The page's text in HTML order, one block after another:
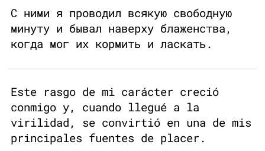
С ними я проводил всякую свободную
минуту и бывал наверху блаженства,
когда мог их кормить и ласкать.
Este rasgo de mi carácter creció
conmigo y, cuando llegué a la
virilidad, se convirtió en una de mis
principales fuentes de placer.